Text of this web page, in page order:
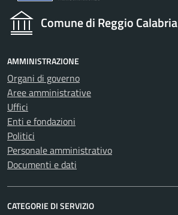
Comune di Reggio Calabria
AMMINISTRAZIONE
Organi di governo
Aree amministrative
Uffici
Enti e fondazioni
Politici
Personale amministrativo
Documenti e dati
CATEGORIE DI SERVIZIO